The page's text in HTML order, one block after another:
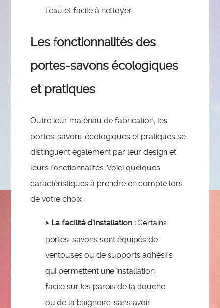
l’eau et facile à nettoyer.
Les fonctionnalités des
portes-savons écologiques
et pratiques
Outre leur matériau de fabrication, les
portes-savons écologiques et pratiques se
distinguent également par leur design et
leurs fonctionnalités. Voici quelques
caractéristiques à prendre en compte lors
de votre choix :
La facilité d’installation :Certains
portes-savons sont équipés de
ventouses ou de supports adhésifs
qui permettent une installation
facile sur les parois de la douche
ou de la baignoire, sans avoir